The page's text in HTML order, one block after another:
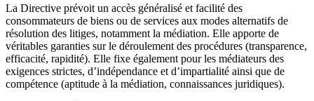
La Directive prévoit un accès généralisé et facilité des
consommateurs de biens ou de services aux modes alternatifs de
résolution des litiges, notamment la médiation. Elle apporte de
véritables garanties sur le déroulement des procédures (transparence,
efficacité, rapidité). Elle fixe également pour les médiateurs des
exigences strictes, d’indépendance et d’impartialité ainsi que de
compétence (aptitude à la médiation, connaissances juridiques).